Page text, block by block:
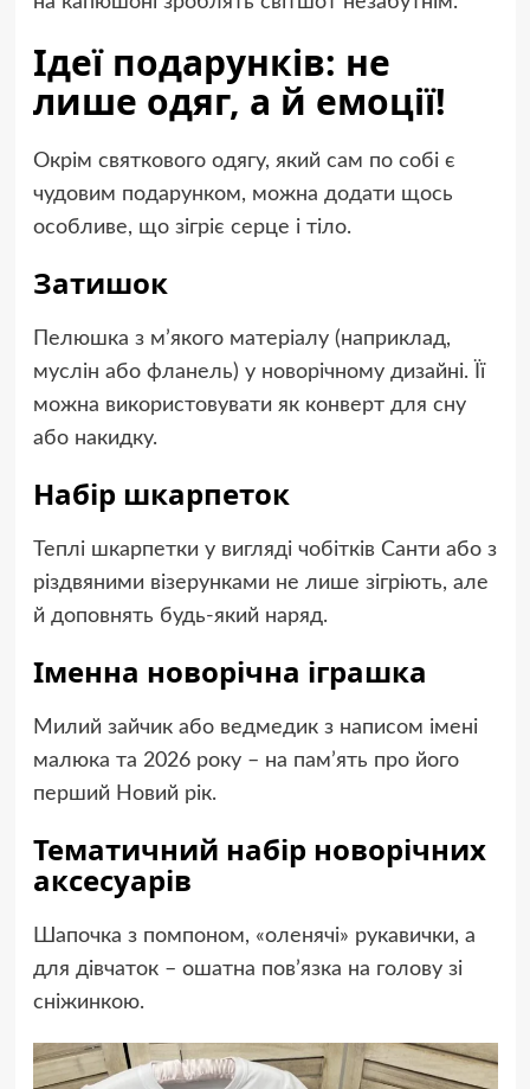
Ідеї подарунків: не
лише одяг, а й емоції!
Окрім святкового одягу, який сам по собі є
чудовим подарунком, можна додати щось
особливе, що зігріє серце і тіло.
Затишок
Пелюшка з м’якого матеріалу (наприклад,
муслін або фланель) у новорічному дизайні. Її
можна використовувати як конверт для сну
або накидку.
Набір шкарпеток
Теплі шкарпетки у вигляді чобітків Санти або з
різдвяними візерунками не лише зігріють, але
й доповнять будь-який наряд.
Іменна новорічна іграшка
Милий зайчик або ведмедик з написом імені
малюка та 2026 року – на пам’ять про його
перший Новий рік.
Тематичний набір новорічних
аксесуарів
Шапочка з помпоном, «оленячі» рукавички, а
для дівчаток – ошатна пов’язка на голову зі
сніжинкою.